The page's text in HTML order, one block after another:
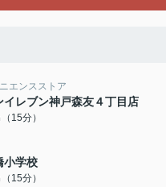
エンスストア
イレブン神戸森友４丁目店
15分）
小学校
15分）